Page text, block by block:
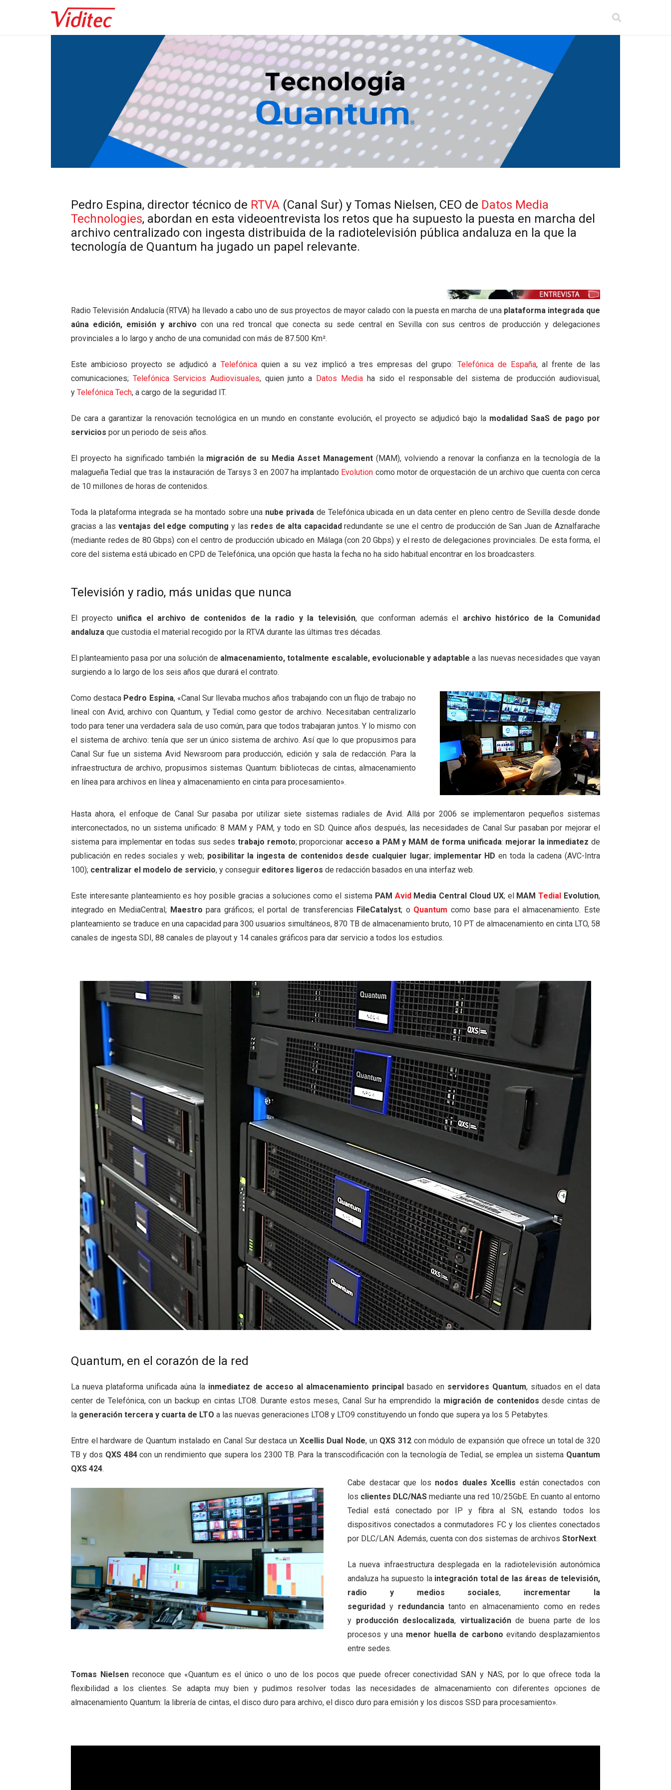
Pedro Espina, director técnico de RTVA (Canal Sur) y Tomas Nielsen, CEO de Datos Media
Technologies, abordan en esta videoentrevista los retos que ha supuesto la puesta en marcha del
archivo centralizado con ingesta distribuida de la radiotelevisión pública andaluza en la que la
tecnología de Quantum ha jugado un papel relevante.
Radio Televisión Andalucía (RTVA) ha llevado a cabo uno de sus proyectos de mayor calado con la puesta en marcha de una plataforma integrada que
aúna edición, emisión y archivo con una red troncal que conecta su sede central en Sevilla con sus centros de producción y delegaciones
provinciales a lo largo y ancho de una comunidad con más de 87.500 Km².
Este ambicioso proyecto se adjudicó a Telefónicaquien a su vez implicó a tres empresas del grupo: Telefónica de España, al frente de las
comunicaciones; Telefónica Servicios Audiovisuales, quien junto a Datos Media ha sido el responsable del sistema de producción audiovisual,
y Telefónica Tech, a cargo de la seguridad IT.
De cara a garantizar la renovación tecnológica en un mundo en constante evolución, el proyecto se adjudicó bajo la modalidad SaaS de pago por
servicios por un periodo de seis años.
El proyecto ha significado también la migración de su Media Asset Management (MAM), volviendo a renovar la confianza en la tecnología de la
malagueña Tedial que tras la instauración de Tarsys 3 en 2007 ha implantado Evolution como motor de orquestación de un archivo que cuenta con cerca
de 10 millones de horas de contenidos.
Toda la plataforma integrada se ha montado sobre una nube privadade Telefónica ubicada en un data center en pleno centro de Sevilla desde donde
gracias a las ventajas del edge computing y las redes de alta capacidadredundante se une el centro de producción de San Juan de Aznalfarache
(mediante redes de 80 Gbps) con el centro de producción ubicado en Málaga (con 20 Gbps) y el resto de delegaciones provinciales. De esta forma, el
core del sistema está ubicado en CPD de Telefónica, una opción que hasta la fecha no ha sido habitual encontrar en los broadcasters.
Televisión y radio, más unidas que nunca
El proyecto unifica el archivo de contenidos de la radio y la televisión, que conforman además el archivo histórico de la Comunidad
andaluza que custodia el material recogido por la RTVA durante las últimas tres décadas.
El planteamiento pasa por una solución de almacenamiento, totalmente escalable, evolucionable y adaptable a las nuevas necesidades que vayan
surgiendo a lo largo de los seis años que durará el contrato.
Como destaca Pedro Espina, «Canal Sur llevaba muchos años trabajando con un flujo de trabajo no
lineal con Avid, archivo con Quantum, y Tedial como gestor de archivo. Necesitaban centralizarlo
todo para tener una verdadera sala de uso común, para que todos trabajaran juntos. Y lo mismo con
el sistema de archivo: tenía que ser un único sistema de archivo. Así que lo que propusimos para
Canal Sur fue un sistema Avid Newsroom para producción, edición y sala de redacción. Para la
infraestructura de archivo, propusimos sistemas Quantum: bibliotecas de cintas, almacenamiento
en línea para archivos en línea y almacenamiento en cinta para procesamiento».
Hasta ahora, el enfoque de Canal Sur pasaba por utilizar siete sistemas radiales de Avid. Allá por 2006 se implementaron pequeños sistemas
interconectados, no un sistema unificado: 8 MAM y PAM, y todo en SD. Quince años después, las necesidades de Canal Sur pasaban por mejorar el
sistema para implementar en todas sus sedes trabajo remoto; proporcionar acceso a PAM y MAM de forma unificada: mejorar la inmediatez de
publicación en redes sociales y web; posibilitar la ingesta de contenidos desde cualquier lugar; implementar HD en toda la cadena (AVC-Intra
100); centralizar el modelo de servicio, y conseguir editores ligeros de redacción basados en una interfaz web.
Este interesante planteamiento es hoy posible gracias a soluciones como el sistema PAM AvidMedia Central Cloud UX; el MAMTedial Evolution,
integrado en MediaCentral; Maestro para gráficos; el portal de transferencias FileCatalyst; o Quantum como base para el almacenamiento. Este
planteamiento se traduce en una capacidad para 300 usuarios simultáneos, 870 TB de almacenamiento bruto, 10 PT de almacenamiento en cinta LTO, 58
canales de ingesta SDI, 88 canales de playout y 14 canales gráficos para dar servicio a todos los estudios.
Quantum, en el corazón de la red
La nueva plataforma unificada aúna la inmediatez de acceso al almacenamiento principal basado en servidores Quantum, situados en el data
center de Telefónica, con un backup en cintas LTO8. Durante estos meses, Canal Sur ha emprendido la migración de contenidos desde cintas de
la generación tercera y cuarta de LTO a las nuevas generaciones LTO8 y LTO9 constituyendo un fondo que supera ya los 5 Petabytes.
Entre el hardware de Quantum instalado en Canal Sur destaca unXcellis Dual Node, un QXS 312 con módulo de expansión que ofrece un total de 320
TB y dos QXS 484con un rendimiento que supera los 2300 TB. Para la transcodificación con la tecnología de Tedial, se emplea un sistema Quantum
QXS 424.
Cabe destacar que los nodos duales Xcellis están conectados con
los clientes DLC/NAS mediante una red 10/25GbE. En cuanto al entorno
Tedial está conectado por IP y fibra al SN, estando todos los
dispositivos conectados a conmutadores FC y los clientes conectados
por DLC/LAN. Además, cuenta con dos sistemas de archivos StorNext.
La nueva infraestructura desplegada en la radiotelevisión autonómica
andaluza ha supuesto laintegración total de las áreas de televisión,
radio y medios sociales, incrementar la
seguridad y redundancia tanto en almacenamiento como en redes
y producción deslocalizada, virtualizaciónde buena parte de los
procesos y una menor huella de carbono evitando desplazamientos
entre sedes.
Tomas Nielsenreconoce que «Quantum es el único o uno de los pocos que puede ofrecer conectividad SAN y NAS, por lo que ofrece toda la
flexibilidad a los clientes. Se adapta muy bien y pudimos resolver todas las necesidades de almacenamiento con diferentes opciones de
almacenamiento Quantum: la librería de cintas, el disco duro para archivo, el disco duro para emisión y los discos SSD para procesamiento».